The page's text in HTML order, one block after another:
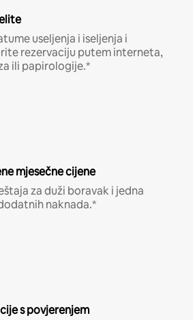
useljenja i iseljenja i
rezervaciju putem interneta,
ili papirologije.*
mjesečne cijene
za duži boravak i jedna
naknada.*
s povjerenjem